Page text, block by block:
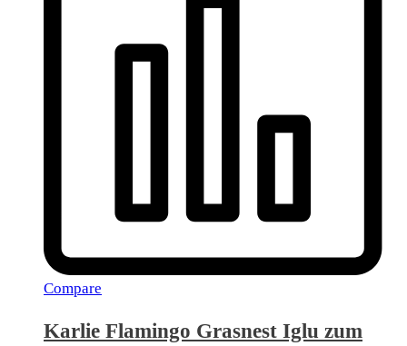
Compare
Karlie Flamingo Grasnest Iglu zum